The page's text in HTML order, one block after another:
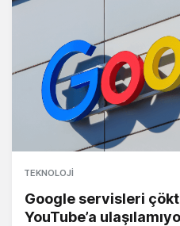
TEKNOLOJI
Google servisleri
YouTube’a